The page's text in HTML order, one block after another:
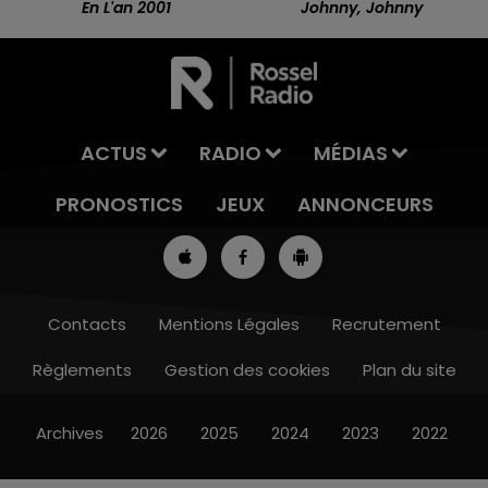
16h00 - 19h00
En L'an 2001 Johnny, Johnny
ACTUS RADIO
MÉDIAS
PRONOSTICS
JEUX ANNONCEURS
Contacts Mentions Légales
Recrutement
Règlements
Gestion des cookies Plan du site
Archives 2026 2025 2024 2023 2022